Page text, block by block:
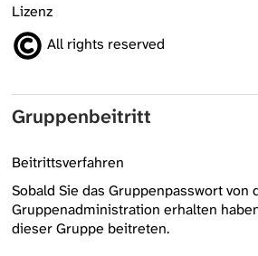
Lizenz
All rights reserved
Gruppenbeitritt
Beitrittsverfahren
Sobald Sie das Gruppenpasswort von
Gruppenadministration erhalten
dieser Gruppe beitreten.